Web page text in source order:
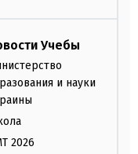
Учебы
и науки
2026